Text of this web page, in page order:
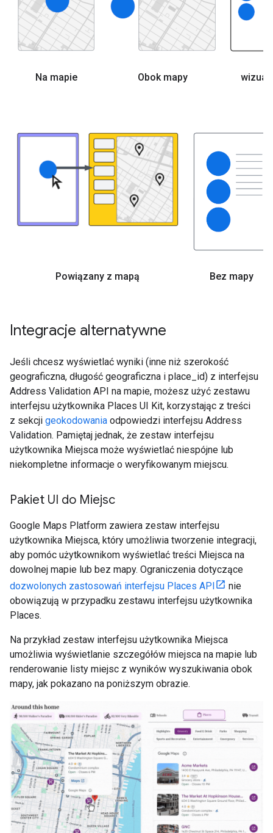
Na mapie Obok mapy
Powiązany z mapą Bez mapy
Integracje alternatywne
Jeśli chcesz wyświetlać wyniki (inne niż szerokość
geograficzna, długość geograficzna i place_id) z interfejsu
Address Validation API na mapie, możesz użyć zestawu
interfejsu użytkownika Places UI Kit, korzystając z treści
z sekcji geokodowania odpowiedzi interfejsu Address
Validation. Pamiętaj jednak, że zestaw interfejsu
użytkownika Miejsca może wyświetlać niespójne lub
niekompletne informacje o weryfikowanym miejscu.
Pakiet UI do Miejsc
Google Maps Platform zawiera zestaw interfejsu
użytkownika Miejsca, który umożliwia tworzenie integracji,
aby pomóc użytkownikom wyświetlać treści Miejsca na
dowolnej mapie lub bez mapy. Ograniczenia dotyczące
dozwolonych zastosowań interfejsu Places API
nie
obowiązują w przypadku zestawu interfejsu użytkownika
Places.
Na przykład zestaw interfejsu użytkownika Miejsca
umożliwia wyświetlanie szczegółów miejsca na mapie lub
renderowanie listy miejsc z wyników wyszukiwania obok
mapy, jak pokazano na poniższym obrazie.